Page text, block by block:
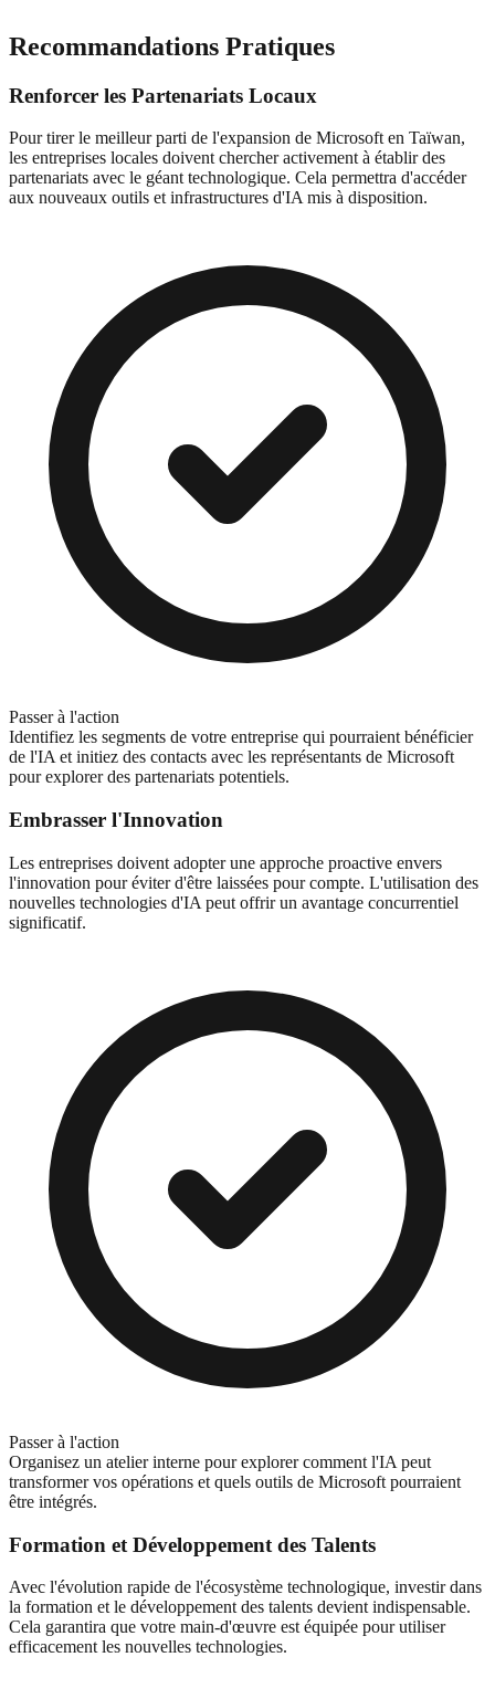
Recommandations Pratiques
Renforcer les Partenariats Locaux
Pour tirer le meilleur parti de l'expansion de Microsoft en Taïwan,
les entreprises locales doivent chercher activement à établir des
partenariats avec le géant technologique. Cela permettra d'accéder
aux nouveaux outils et infrastructures d'IA mis à disposition.
Passer à l'action
Identifiez les segments de votre entreprise qui pourraient bénéficier
de l'IA et initiez des contacts avec les représentants de Microsoft
pour explorer des partenariats potentiels.
Embrasser l'Innovation
Les entreprises doivent adopter une approche proactive envers
l'innovation pour éviter d'être laissées pour compte. L'utilisation des
nouvelles technologies d'IA peut offrir un avantage concurrentiel
significatif.
Passer à l'action
Organisez un atelier interne pour explorer comment l'IA peut
transformer vos opérations et quels outils de Microsoft pourraient
être intégrés.
Formation et Développement des Talents
Avec l'évolution rapide de l'écosystème technologique, investir dans
la formation et le développement des talents devient indispensable.
Cela garantira que votre main-d'œuvre est équipée pour utiliser
efficacement les nouvelles technologies.